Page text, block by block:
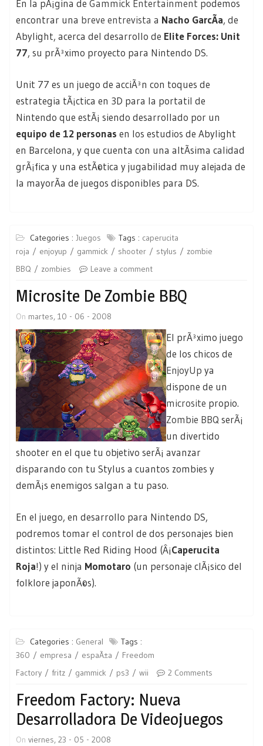
En la pÃ¡gina de Gammick Entertainment podemos
encontrar una breve entrevista a Nacho GarcÃ­a, de
Abylight, acerca del desarrollo de Elite Forces: Unit
77, su prÃ³ximo proyecto para Nintendo DS.
Unit 77 es un juego de acciÃ³n con toques de
estrategia tÃ¡ctica en 3D para la portatil de
Nintendo que estÃ¡ siendo desarrollado por un
equipo de 12 personas en los estudios de Abylight
en Barcelona, y que cuenta con una altÃ­sima calidad
grÃ¡fica y una estÃ©tica y jugabilidad muy alejada de
la mayorÃ­a de juegos disponibles para DS.
Categories : Juegos Tags : caperucita
roja
enjoyup gammick shooter stylus
zombie
BBQ
zombies Leave a comment
Microsite De Zombie BBQ
On martes, 10 - 06 - 2008
El prÃ³ximo juego
de los chicos de
EnjoyUp ya
dispone de un
microsite propio.
Zombie BBQserÃ¡
un divertido
shooter en el que tu objetivo serÃ¡ avanzar
disparando con tu Stylus a cuantos zombies y
demÃ¡s enemigos salgan a tu paso.
En el juego, en desarrollo para Nintendo DS,
podremos tomar el control de dos personajes bien
distintos: Little Red Riding Hood (Â¡Caperucita
Roja!) y el ninja Momotaro (un personaje clÃ¡sico del
folklore japonÃ©s).
Categories : General
Tags :
360
empresa espaÃ±a
Freedom
Factory
fritz gammick ps3 wii 2 Comments
Freedom Factory: Nueva
Desarrolladora De Videojuegos
On viernes, 23 - 05 - 2008